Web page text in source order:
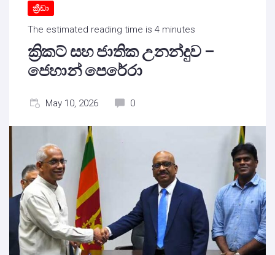
ක්‍රීඩා
The estimated reading time is 4 minutes
ක්‍රිකට් සහ ජාතික උනන්දුව –
ජෙහාන් පෙරේරා
May 10, 2026 0